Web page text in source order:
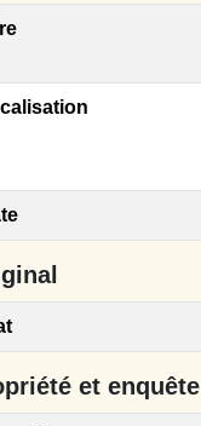
et enquête